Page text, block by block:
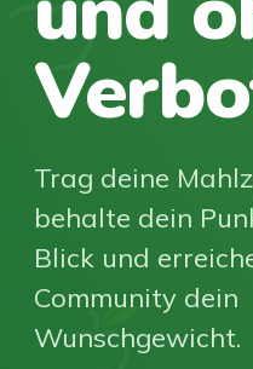
Trag deine
behalte dein
Blick und
Community dein
Wunschgewicht.